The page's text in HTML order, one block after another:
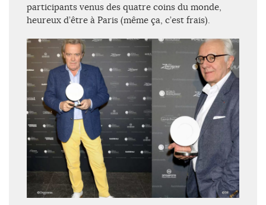
participants venus des quatre coins du monde,
heureux d’être à Paris (même ça, c’est frais).